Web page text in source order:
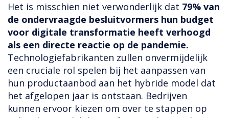
Het is misschien niet verwonderlijk dat 79% van
de ondervraagde besluitvormers hun budget
voor digitale transformatie heeft verhoogd
als een directe reactie op de pandemie.
Technologiefabrikanten zullen onvermijdelijk
een cruciale rol spelen bij het aanpassen van
hun productaanbod aan het hybride model dat
het afgelopen jaar is ontstaan. Bedrijven
kunnen ervoor kiezen om over te stappen op